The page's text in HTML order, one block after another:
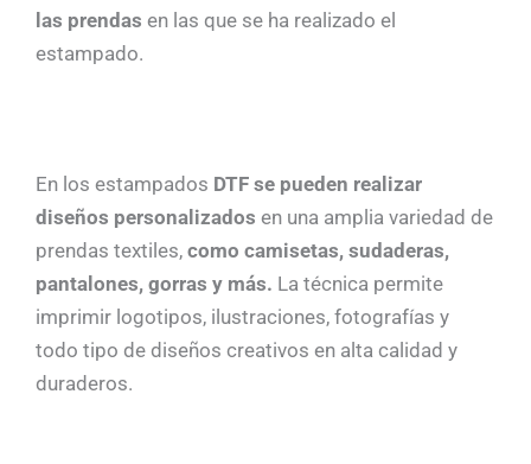
las prendas en las que se ha realizado el
estampado.
En los estampados DTF se pueden realizar
diseños personalizados en una amplia variedad de
prendas textiles, como camisetas, sudaderas,
pantalones, gorras y más. La técnica permite
imprimir logotipos, ilustraciones, fotografías y
todo tipo de diseños creativos en alta calidad y
duraderos.